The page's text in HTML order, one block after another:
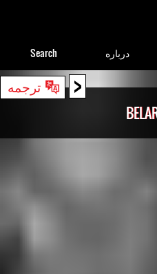
< ترجمه
درباره Search